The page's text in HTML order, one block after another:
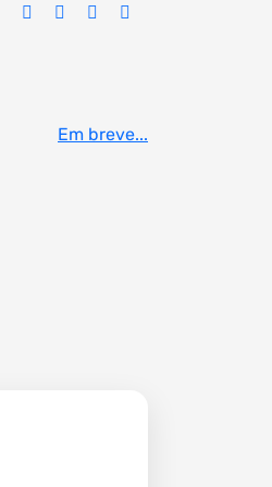
Em breve...